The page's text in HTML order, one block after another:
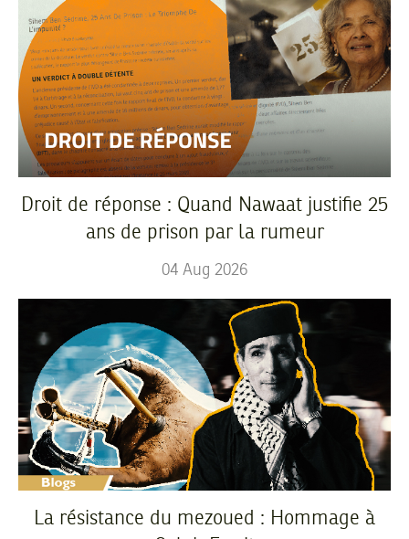
Droit de réponse : Quand Nawaat justifie 25
ans de prison par la rumeur
04 Aug 2026
La résistance du mezoued : Hommage à